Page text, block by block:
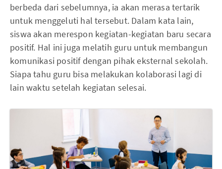
berbeda dari sebelumnya, ia akan merasa tertarik
untuk menggeluti hal tersebut. Dalam kata lain,
siswa akan merespon kegiatan-kegiatan baru secara
positif. Hal ini juga melatih guru untuk membangun
komunikasi positif dengan pihak eksternal sekolah.
Siapa tahu guru bisa melakukan kolaborasi lagi di
lain waktu setelah kegiatan selesai.